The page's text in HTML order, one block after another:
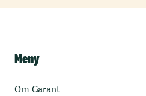
Meny
Om Garant